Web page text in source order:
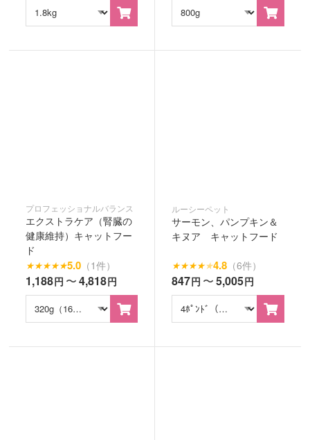
プロフェッショナルバランス
エクストラケア（腎臓の
健康維持）キャットフー
ド
★★★★★5.0 （1件）
1,188円 〜4,818円
ルーシーペット
サーモン、パンプキン＆
キヌア キャットフード
★★★★★4.8（6件）
847円 〜5,005円